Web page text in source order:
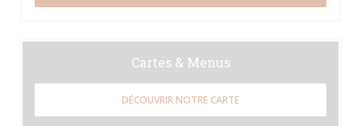
Cartes & Menus
DÉCOUVRIR NOTRE CARTE